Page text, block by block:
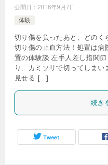
公開日： 2016年9月7日
体験
切り傷を負ったあと、どのく
切り傷の止血方法！処置は病
置の体験談 左手人差し指関
り、カミソリで切ってしま
見せる […]
続き
Tweet